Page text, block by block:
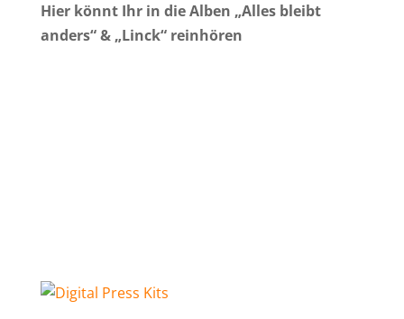
Hier könnt Ihr in die Alben „Alles bleibt
anders“ & „Linck“ reinhören